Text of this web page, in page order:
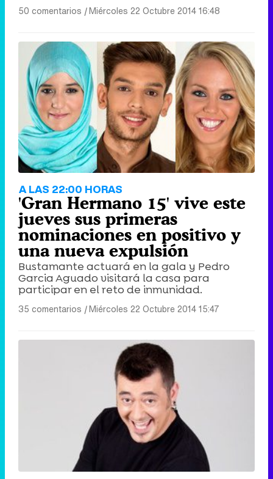
50 comentarios |Miércoles 22 Octubre 2014 16:48
A LAS 22:00 HORAS
'Gran Hermano 15' vive este
jueves sus primeras
nominaciones en positivo y
una nueva expulsión
Bustamante actuará en la gala y Pedro
Garcia Aguado visitará la casa para
participar en el reto de inmunidad.
35 comentarios |Miércoles 22 Octubre 2014 15:47